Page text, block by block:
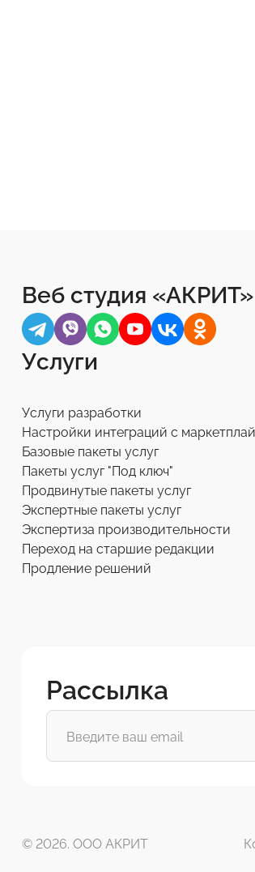
Веб студия «АКРИТ»
Услуги
Услуги разработки
Настройки интеграций с
Базовые пакеты услуг
Пакеты услуг "Под ключ"
Продвинутые пакеты услуг
Экспертные пакеты услуг
Экспертиза производительности
Переход на старшие редакции
Продление решений
Рассылка
© 2026. ООО АКРИТ